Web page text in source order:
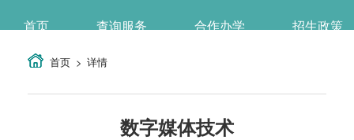
首页 查询服务 合作办学 招生政策
首页 详情
数字媒体技术